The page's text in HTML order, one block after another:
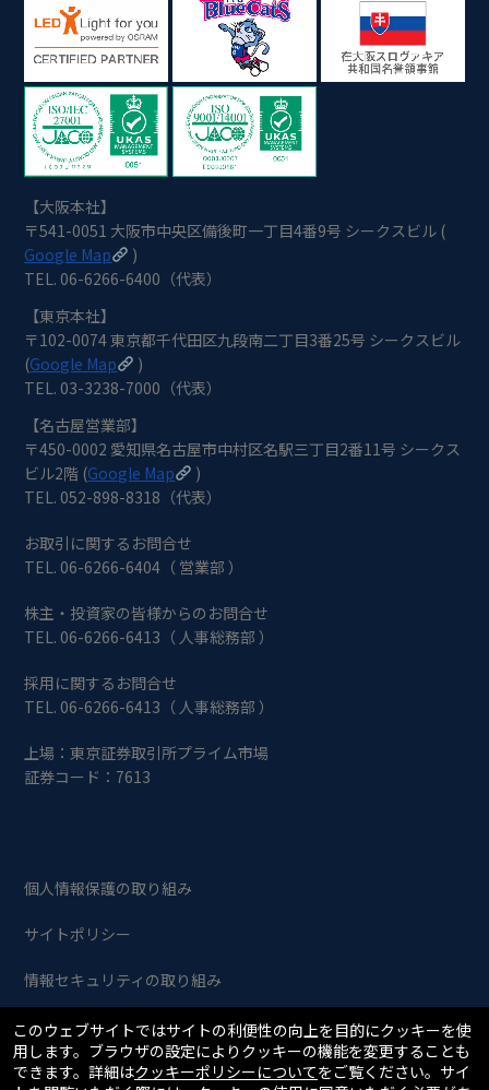
【大阪本社】
〒541-0051 大阪市中央区備後町一丁目4番9号 シークスビル (
Google Map
)
TEL. 06-6266-6400（代表）
【東京本社】
〒102-0074 東京都千代田区九段南二丁目3番25号 シークスビル
(Google Map
)
TEL. 03-3238-7000（代表）
【名古屋営業部】
〒450-0002 愛知県名古屋市中村区名駅三丁目2番11号 シークス
ビル2階 (Google Map
)
TEL. 052-898-8318（代表）
お取引に関するお問合せ
TEL. 06-6266-6404（ 営業部 ）
株主・投資家の皆様からのお問合せ
TEL. 06-6266-6413（ 人事総務部 ）
採用に関するお問合せ
TEL. 06-6266-6413（ 人事総務部 ）
上場：東京証券取引所プライム市場
証券コード：7613
個人情報保護の取り組み
サイトポリシー
情報セキュリティの取り組み
Copyright © SIIX Corporation. All Rights Reserved.
このウェブサイトではサイトの利便性の向上を目的にクッキーを使
用します。ブラウザの設定によりクッキーの機能を変更することも
できます。詳細はクッキーポリシーについてをご覧ください。サイ